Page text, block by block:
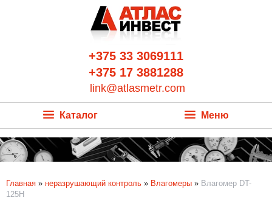
+375 33 3069111
+375 17 3881288
link@atlasmetr.com
Каталог Меню
Главная » неразрушающий контроль » Влагомеры » Влагомер DT-
125H